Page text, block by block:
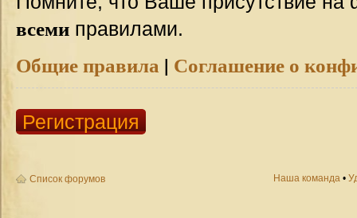
всеми правилами.
Общие правила | Соглашение о
Регистрация
Список форумов Наша команда •